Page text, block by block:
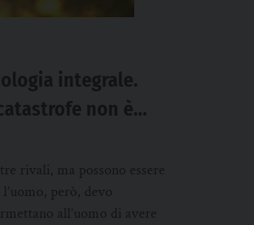
integrale.
non è
rivali, ma possono essere
però, devo
all’uomo di avere